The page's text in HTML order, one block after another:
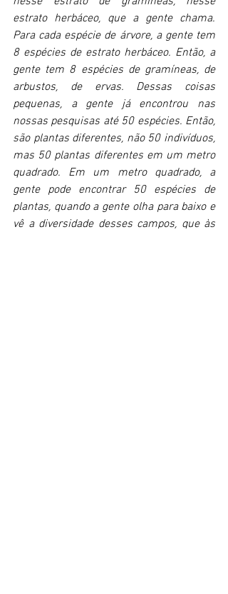
estrato herbáceo, que a gente chama.
Para cada espécie de árvore, a gente tem
8 espécies de estrato herbáceo. Então, a
gente tem 8 espécies de gramíneas, de
arbustos, de ervas. Dessas coisas
pequenas, a gente já encontrou nas
nossas pesquisas até 50 espécies. Então,
são plantas diferentes, não 50 indivíduos,
mas 50 plantas diferentes em um metro
quadrado. Em um metro quadrado, a
gente pode encontrar 50 espécies de
plantas, quando a gente olha para baixo e
vê a diversidade desses campos, que às